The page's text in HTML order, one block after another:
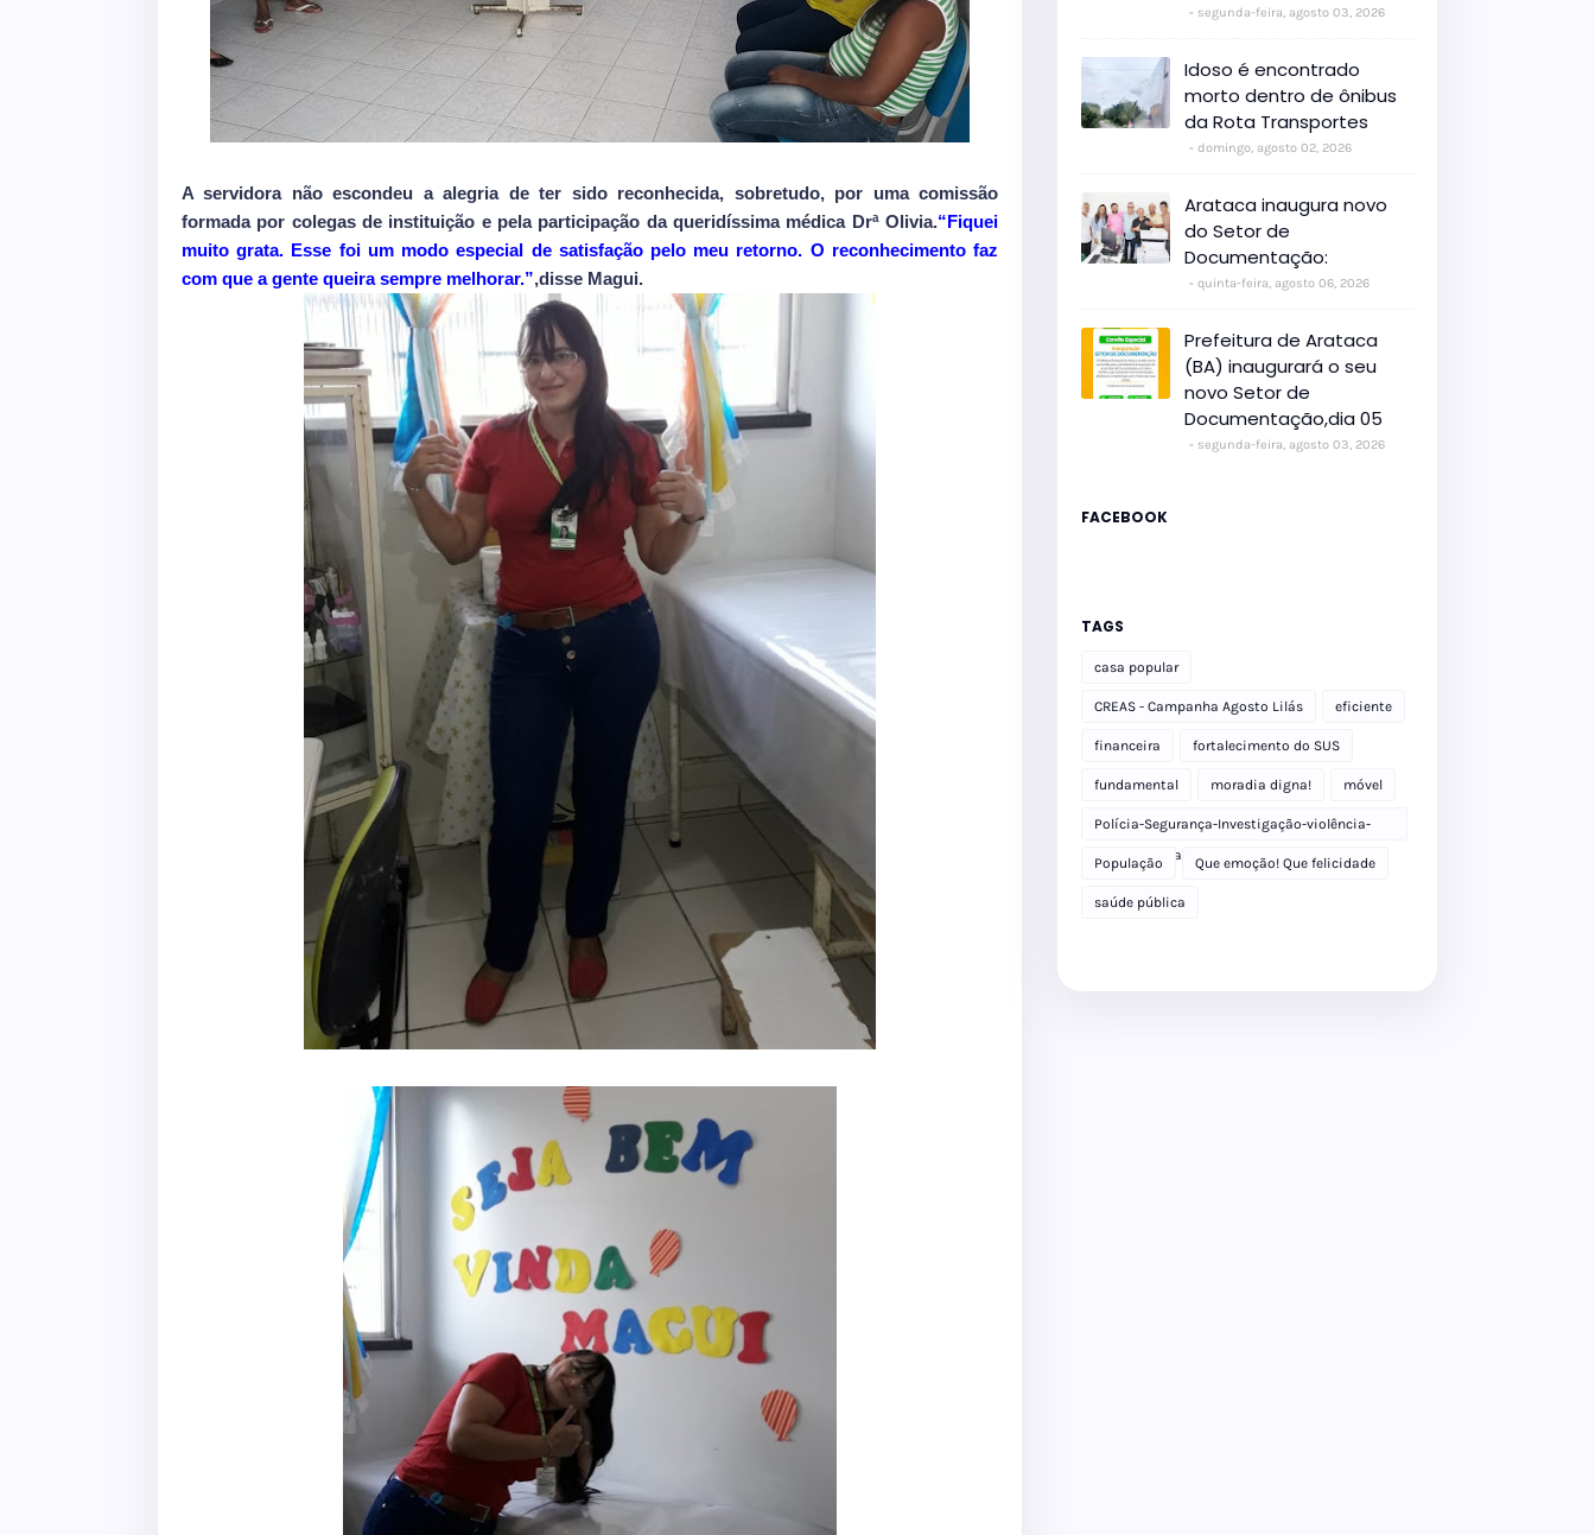
A servidora não escondeu a alegria de ter sido reconhecida, sobretudo, por uma comissão
formada por colegas de instituição e pela participação da queridíssima médica Drª Olivia.“Fiquei
muito grata. Esse foi um modo especial de satisfação pelo meu retorno. O reconhecimento faz
com que a gente queira sempre melhorar.”,disse Magui.
segunda-feira, agosto 03, 2026
Idoso é encontrado
morto dentro de ônibus
da Rota Transportes
domingo, agosto 02, 2026
Arataca inaugura novo
do Setor de
Documentação:
quinta-feira, agosto 06, 2026
Prefeitura de Arataca
(BA) inaugurará o seu
novo Setor de
Documentação,dia 05
segunda-feira, agosto 03, 2026
FACEBOOK
TAGS
casa popular
CREAS - Campanha Agosto Lilás eficiente
financeira fortalecimento do SUS
fundamental moradia digna! móvel
Polícia-Segurança-Investigação-violência-
Polícia Militar-delegacia
População Que emoção! Que felicidade
saúde pública